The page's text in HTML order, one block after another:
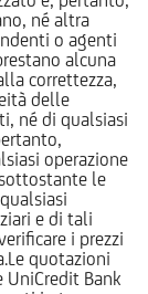
né altra
o agenti
alcuna
correttezza,
delle
né di qualsiasi
operazione
le
e di tali
i prezzi
quotazioni
UniCredit Bank